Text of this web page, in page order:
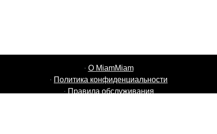
· О MiamMiam
· Политика конфиденциальности
· Правила обслуживания